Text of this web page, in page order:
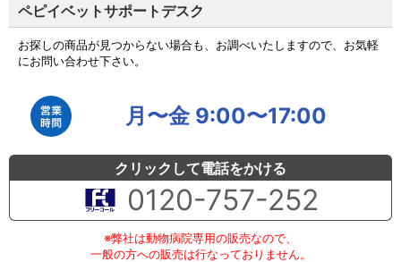
ペピイベットサポートデスク
お探しの商品が見つからない場合も、お調べいたしますので、お気軽
にお問い合わせ下さい。
月〜金 9:00〜17:00
クリックして電話をかける
0120-757-252
※弊社は動物病院専用の販売なので、
一般の方への販売は行なっておりません。